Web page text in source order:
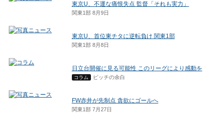
東京U、不運な痛恨失点 監督「それも実力」
関東1部 8月9日
東京U、首位東チタに逆転負け 関東1部
関東1部 8月8日
日立台開催に見る可能性 このリーグにより感動を
コラム ピッチの余白
FW赤井が先制点 貪欲にゴールへ
関東1部 7月27日